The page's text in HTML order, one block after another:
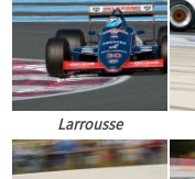
Larrousse